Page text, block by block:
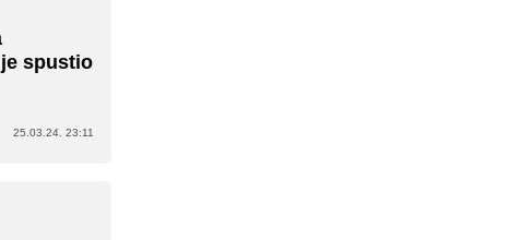
spustio
25.03.24. 23:11